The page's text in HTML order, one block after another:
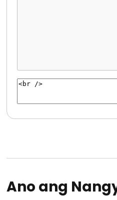
Ano ang